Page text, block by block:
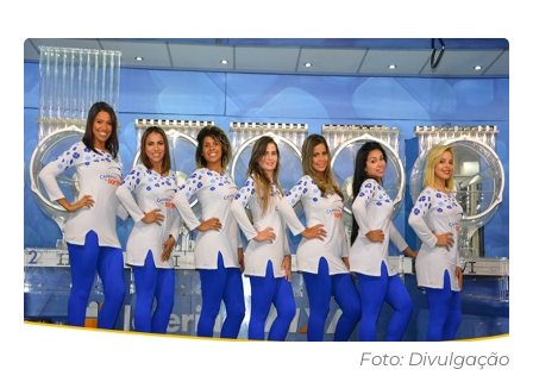
Foto: Divulgação